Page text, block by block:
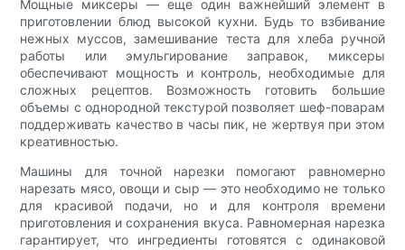
Мощные миксеры — еще один важнейший элемент в
приготовлении блюд высокой кухни. Будь то взбивание
нежных муссов, замешивание теста для хлеба ручной
работы или эмульгирование заправок, миксеры
обеспечивают мощность и контроль, необходимые для
сложных рецептов. Возможность готовить большие
объемы с однородной текстурой позволяет шеф-поварам
поддерживать качество в часы пик, не жертвуя при этом
креативностью.
Машины для точной нарезки помогают равномерно
нарезать мясо, овощи и сыр — это необходимо не только
для красивой подачи, но и для контроля времени
приготовления и сохранения вкуса. Равномерная нарезка
гарантирует, что ингредиенты готовятся с одинаковой